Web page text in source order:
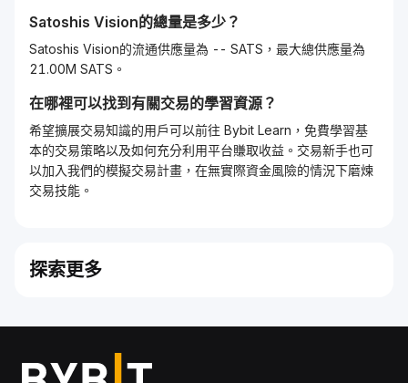
Satoshis Vision的總量是多少？
Satoshis Vision的流通供應量為 -- SATS，最大總供應量為
21.00M SATS。
在哪裡可以找到有關交易的學習資源？
希望擴展交易知識的用戶可以前往 Bybit Learn，免費學習基
本的交易策略以及如何充分利用平台賺取收益。交易新手也可
以加入我們的模擬交易計畫，在無實際資金風險的情況下磨煉
交易技能。
探索更多